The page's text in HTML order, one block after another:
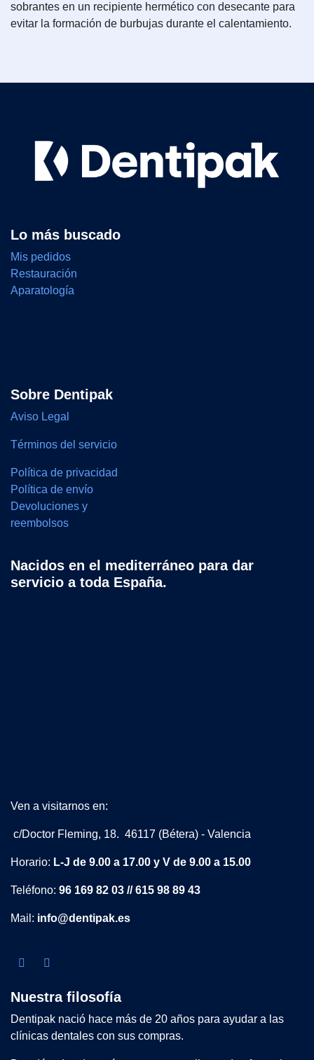
sobrantes en un recipiente hermético con desecante para
evitar la formación de burbujas durante el calentamiento.
Lo más buscado
Mis pedidos
Restauración
Aparatología
Sobre Dentipak
Aviso Legal
Términos del servicio
Política de privacidad
Política de envío
Devoluciones y
reembolsos
Nacidos en el mediterráneo para dar
servicio a toda España.
Ven a visitarnos en:
c/Doctor Fleming, 18. 46117 (Bétera) - Valencia
Horario: L-J de 9.00 a 17.00 y V de 9.00 a 15.00
Teléfono: 96 169 82 03 // 615 98 89 43
Mail: info@dentipak.es
Nuestra filosofía
Dentipak nació hace más de 20 años para ayudar a las
clínicas dentales con sus compras.